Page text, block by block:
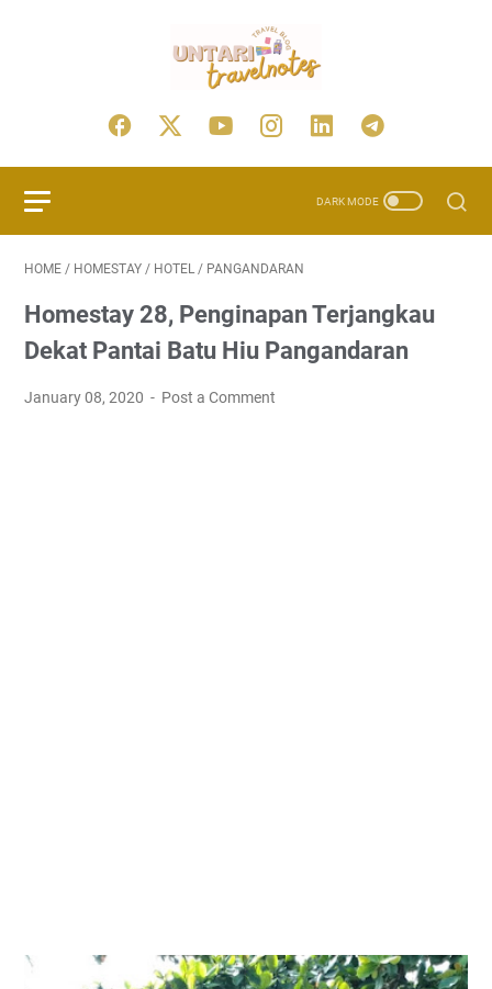
HOME / HOMESTAY / HOTEL / PANGANDARAN
Homestay 28, Penginapan Terjangkau
Dekat Pantai Batu Hiu Pangandaran
January 08, 2020 Post a Comment